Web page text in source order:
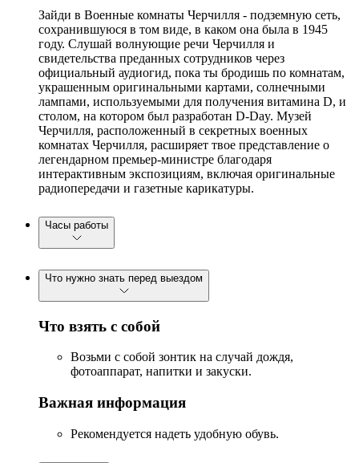
Зайди в Военные комнаты Черчилля - подземную сеть,
сохранившуюся в том виде, в каком она была в 1945
году. Слушай волнующие речи Черчилля и
свидетельства преданных сотрудников через
официальный аудиогид, пока ты бродишь по комнатам,
украшенным оригинальными картами, солнечными
лампами, используемыми для получения витамина D, и
столом, на котором был разработан D-Day. Музей
Черчилля, расположенный в секретных военных
комнатах Черчилля, расширяет твое представление о
легендарном премьер-министре благодаря
интерактивным экспозициям, включая оригинальные
радиопередачи и газетные карикатуры.
Часы работы
Что нужно знать перед выездом
Что взять с собой
Возьми с собой зонтик на случай дождя,
фотоаппарат, напитки и закуски.
Важная информация
Рекомендуется надеть удобную обувь.